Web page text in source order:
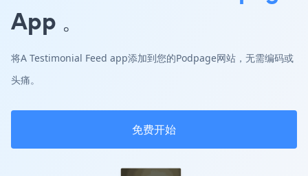
App 。
将A Testimonial Feed app添加到您的Podpage网站，无需编码或
头痛。
免费开始